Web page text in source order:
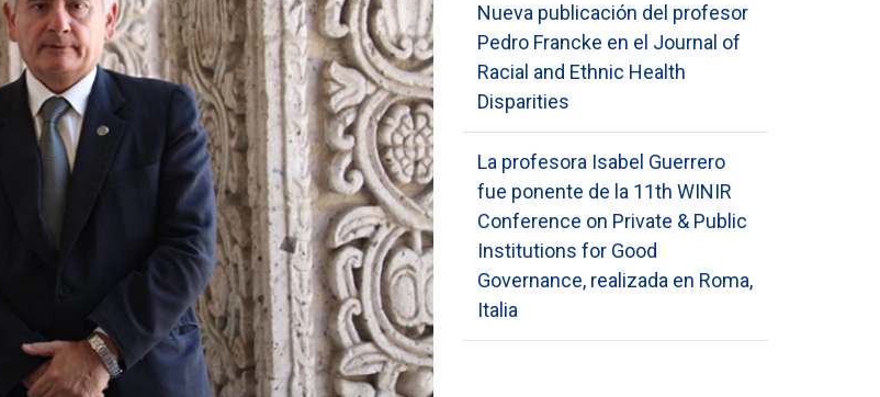
Nueva publicación del profesor
Pedro Francke en el Journal of
Racial and Ethnic Health
Disparities
La profesora Isabel Guerrero
fue ponente de la 11th WINIR
Conference on Private & Public
Institutions for Good
Governance, realizada en Roma,
Italia